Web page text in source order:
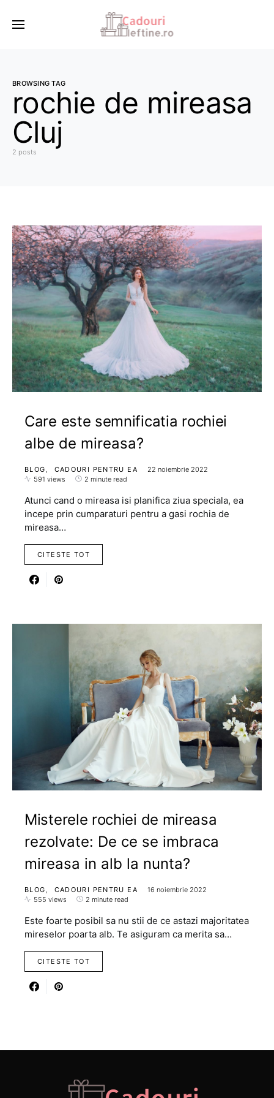
BROWSING TAG
rochie de mireasa
Cluj
2 posts
Care este semnificatia rochiei
albe de mireasa?
BLOG CADOURI PENTRU EA
22 noiembrie 2022
591 views
2 minute read
Atunci cand o mireasa isi planifica ziua speciala, ea
incepe prin cumparaturi pentru a gasi rochia de
mireasa…
CITESTE TOT
Misterele rochiei de mireasa
rezolvate: De ce se imbraca
mireasa in alb la nunta?
BLOG CADOURI PENTRU EA
16 noiembrie 2022
555 views
2 minute read
Este foarte posibil sa nu stii de ce astazi majoritatea
mireselor poarta alb. Te asiguram ca merita sa…
CITESTE TOT